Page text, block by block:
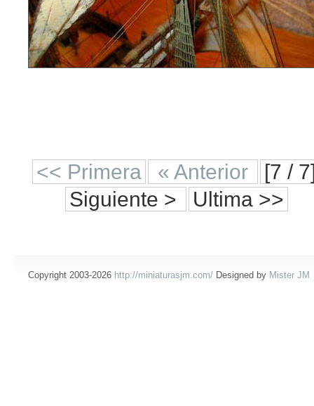
<< Primera « Anterior
[7 /
Siguiente >
Ultima >>
Copyright 2003-2026 http://miniaturasjm.com/ Designed by Mister JM